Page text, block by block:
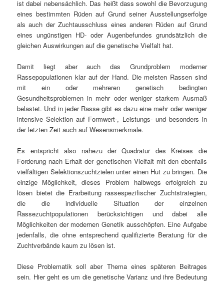
ist dabei nebensächlich. Das heißt dass sowohl die Bevorzugung
eines bestimmten Rüden auf Grund seiner Ausstellungserfolge
als auch der Zuchtausschluss eines anderen Rüden auf Grund
eines ungünstigen HD- oder Augenbefundes grundsätzlich die
gleichen Auswirkungen auf die genetische Vielfalt hat.
Damit liegt aber auch das Grundproblem moderner
Rassepopulationen klar auf der Hand. Die meisten Rassen sind
mit ein oder mehreren genetisch bedingten
Gesundheitsproblemen in mehr oder weniger starkem Ausmaß
belastet. Und in jeder Rasse gibt es dazu eine mehr oder weniger
intensive Selektion auf Formwert-, Leistungs- und besonders in
der letzten Zeit auch auf Wesensmerkmale.
Es entspricht also nahezu der Quadratur des Kreises die
Forderung nach Erhalt der genetischen Vielfalt mit den ebenfalls
vielfältigen Selektionszuchtzielen unter einen Hut zu bringen. Die
einzige Möglichkeit, dieses Problem halbwegs erfolgreich zu
lösen bietet die Erarbeitung rassespezifischer Zuchtstrategien,
die die individuelle Situation der einzelnen
Rassezuchtpopulationen berücksichtigen und dabei alle
Möglichkeiten der modernen Genetik ausschöpfen. Eine Aufgabe
jedenfalls, die ohne entsprechend qualifizierte Beratung für die
Zuchtverbände kaum zu lösen ist.
Diese Problematik soll aber Thema eines späteren Beitrages
sein. Hier geht es um die genetische Varianz und ihre Bedeutung